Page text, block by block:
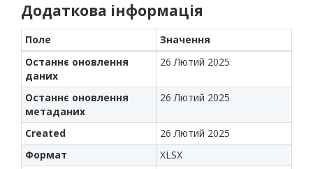
Додаткова інформація
Поле
Значення
Останнє оновлення
даних
26 Лютий 2025
Останнє оновлення
метаданих
26 Лютий 2025
Created
26 Лютий 2025
Формат
XLSX